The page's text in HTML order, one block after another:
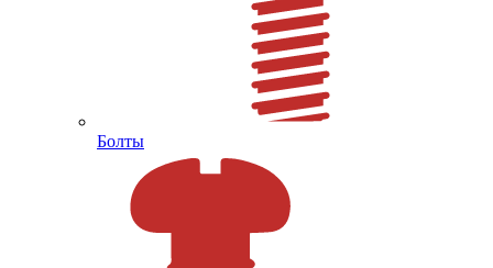
Болты